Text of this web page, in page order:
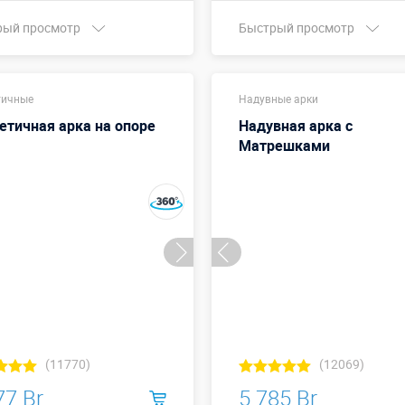
просмотр
Больше деталей →
Быстрый просмотр
арка на опоре
(11770)
Br
Надувные арки
Надувная арка с
Матрешками
(12069)
5 785 Br